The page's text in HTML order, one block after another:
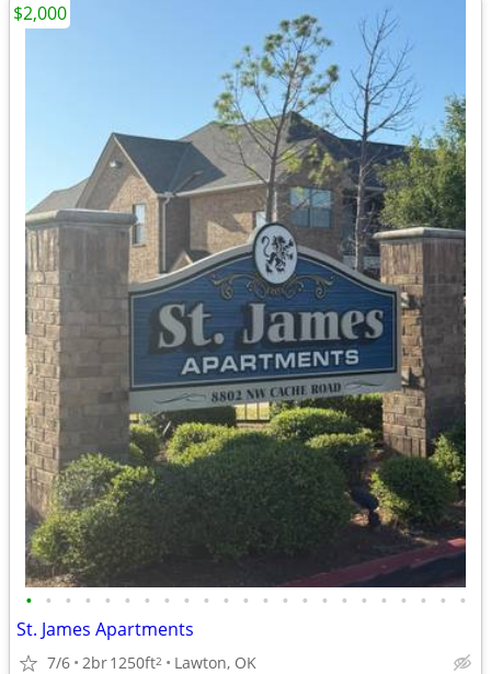
• • • • • • • • • • • • • • • • • • • • • • •
St. James Apartments
7/6 2br1250ft2 Lawton, OK
$2,000